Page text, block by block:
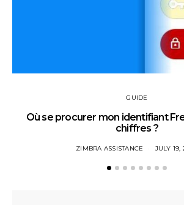
GUIDE
Où se procurer mon identifiant
chiffres ?
ZIMBRA ASSISTANCE JULY 19,